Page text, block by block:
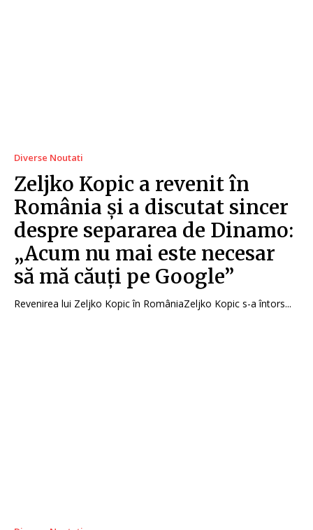
Diverse Noutati
Zeljko Kopic a revenit în
România și a discutat sincer
despre separarea de Dinamo:
„Acum nu mai este necesar
să mă căuți pe Google”
Revenirea lui Zeljko Kopic în RomâniaZeljko Kopic s-a întors...